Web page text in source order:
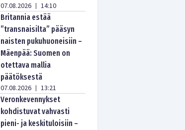
07.08.2026 | 14:10
Britannia estää
”transnaisilta” pääsyn
naisten pukuhuoneisiin –
Mäenpää: Suomen on
otettava mallia
päätöksestä
07.08.2026 | 13:21
Veronkevennykset
kohdistuvat vahvasti
pieni- ja keskituloisiin –